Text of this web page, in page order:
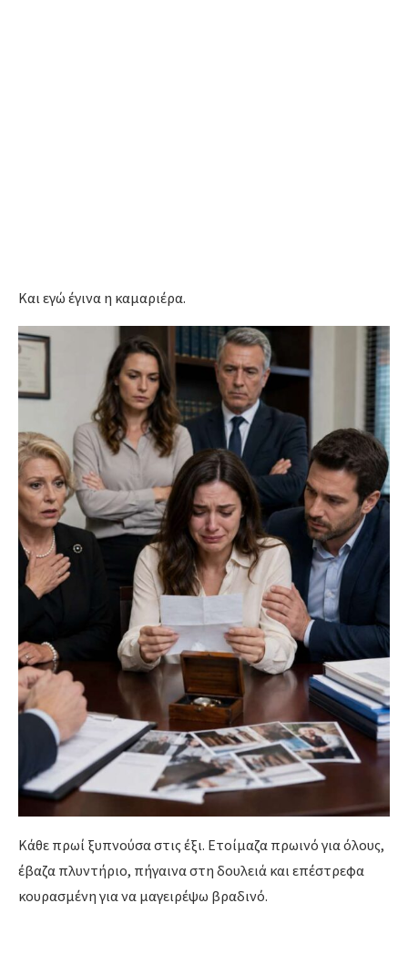
Και εγώ έγινα η καμαριέρα.
Κάθε πρωί ξυπνούσα στις έξι. Ετοίμαζα πρωινό για όλους,
έβαζα πλυντήριο, πήγαινα στη δουλειά και επέστρεφα
κουρασμένη για να μαγειρέψω βραδινό.